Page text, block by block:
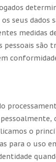
seus dados
medidas
pessoais são
o
para o uso